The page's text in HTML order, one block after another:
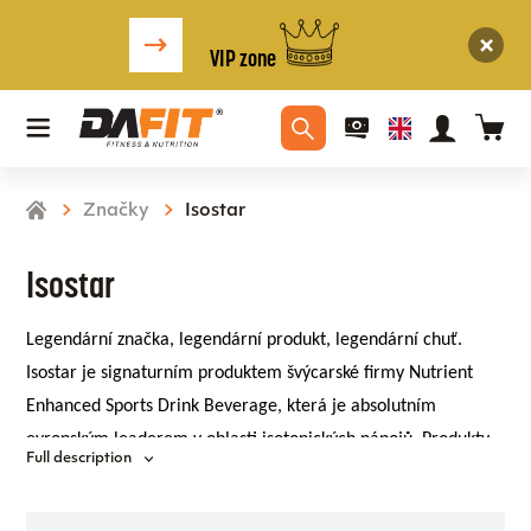
VIP zone
Značky Isostar
Isostar
Legendární značka, legendární produkt, legendární chuť.
Isostar je signaturním produktem švýcarské firmy Nutrient
Enhanced Sports Drink Beverage, která je absolutním
evropským leaderem v oblasti isotonických nápojů. Produkty
Full description